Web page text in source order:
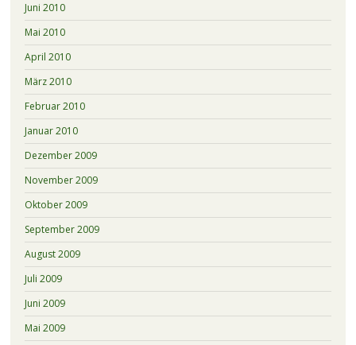
Juni 2010
Mai 2010
April 2010
März 2010
Februar 2010
Januar 2010
Dezember 2009
November 2009
Oktober 2009
September 2009
August 2009
Juli 2009
Juni 2009
Mai 2009